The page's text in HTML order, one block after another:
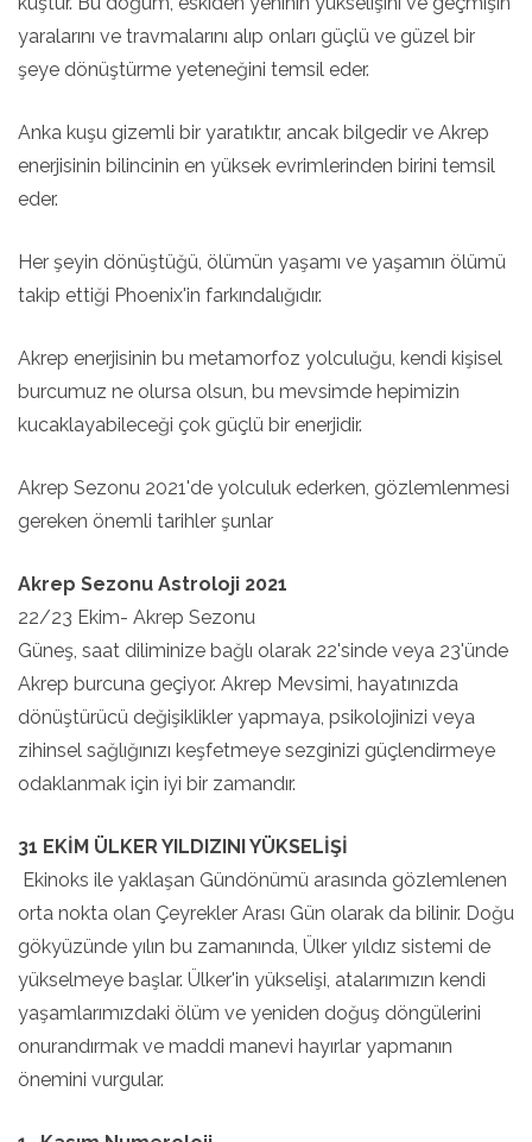
yaralarını ve travmalarını alıp onları güçlü ve güzel bir
şeye dönüştürme yeteneğini temsil eder.
Anka kuşu gizemli bir yaratıktır, ancak bilgedir ve Akrep
enerjisinin bilincinin en yüksek evrimlerinden birini temsil
eder.
Her şeyin dönüştüğü, ölümün yaşamı ve yaşamın ölümü
takip ettiği Phoenix'in farkındalığıdır.
Akrep enerjisinin bu metamorfoz yolculuğu, kendi kişisel
burcumuz ne olursa olsun, bu mevsimde hepimizin
kucaklayabileceği çok güçlü bir enerjidir.
Akrep Sezonu 2021'de yolculuk ederken, gözlemlenmesi
gereken önemli tarihler şunlar
Akrep Sezonu Astroloji 2021
22/23 Ekim- Akrep Sezonu
Güneş, saat diliminize bağlı olarak 22'sinde veya 23'ünde
Akrep burcuna geçiyor. Akrep Mevsimi, hayatınızda
dönüştürücü değişiklikler yapmaya, psikolojinizi veya
zihinsel sağlığınızı keşfetmeye sezginizi güçlendirmeye
odaklanmak için iyi bir zamandır.
31 EKİM ÜLKER YILDIZINI YÜKSELİŞİ
Ekinoks ile yaklaşan Gündönümü arasında gözlemlenen
orta nokta olan Çeyrekler Arası Gün olarak da bilinir. Doğu
gökyüzünde yılın bu zamanında, Ülker yıldız sistemi de
yükselmeye başlar. Ülker'in yükselişi, atalarımızın kendi
yaşamlarımızdaki ölüm ve yeniden doğuş döngülerini
onurandırmak ve maddi manevi hayırlar yapmanın
önemini vurgular.